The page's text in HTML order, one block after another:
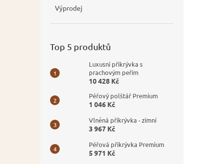
Výprodej
Top 5 produktů
Luxusní přikrývka s
prachovým peřím
10 428 Kč
Péřový polštář Premium
1 046 Kč
Vlněná přikrývka - zimní
3 967 Kč
Péřová přikrývka Premium
5 971 Kč